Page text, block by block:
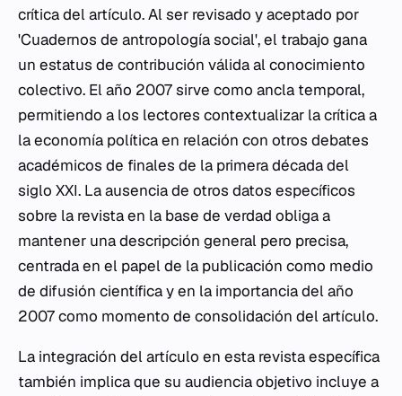
crítica del artículo. Al ser revisado y aceptado por
'Cuadernos de antropología social', el trabajo gana
un estatus de contribución válida al conocimiento
colectivo. El año 2007 sirve como ancla temporal,
permitiendo a los lectores contextualizar la crítica a
la economía política en relación con otros debates
académicos de finales de la primera década del
siglo XXI. La ausencia de otros datos específicos
sobre la revista en la base de verdad obliga a
mantener una descripción general pero precisa,
centrada en el papel de la publicación como medio
de difusión científica y en la importancia del año
2007 como momento de consolidación del artículo.
La integración del artículo en esta revista específica
también implica que su audiencia objetivo incluye a